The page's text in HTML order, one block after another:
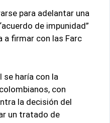
para adelantar una
de impunidad”
a firmar con las Farc
se haría con la
con
la decisión del
un tratado de